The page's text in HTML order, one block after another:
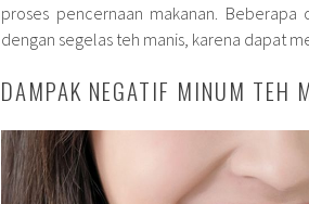
proses pencernaan makanan.
dengan segelas teh manis, karena dapat
DAMPAK NEGATIF MINUM TEH